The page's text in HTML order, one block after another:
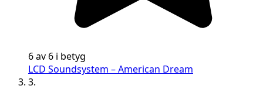
6 av 6 i betyg
LCD Soundsystem – American Dream
3.